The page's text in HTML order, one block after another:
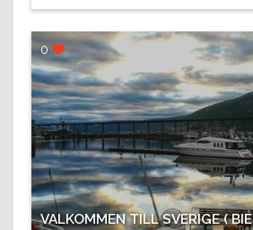
0
VALKOMMEN TILL SVERIGE (